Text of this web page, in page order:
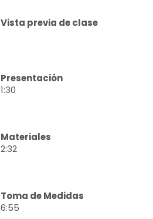
Vista previa de clase
Presentación
1:30
Materiales
2:32
Toma de Medidas
6:55